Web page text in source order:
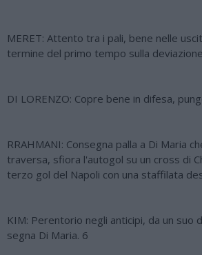
MERET: Attento tra i pali, bene nelle
termine del primo tempo sulla
DI LORENZO: Copre bene in difesa,
RRAHMANI: Consegna palla a Di Maria
traversa, sfiora l'autogol su un cross di
terzo gol del Napoli con una staffilata
KIM: Perentorio negli anticipi, da un suo
segna Di Maria. 6